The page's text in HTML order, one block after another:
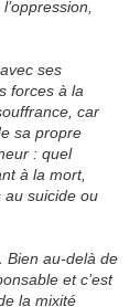
ses
forces à la
car
sa propre
: quel
à la mort,
au suicide ou
Bien au-delà de
et c’est
la mixité